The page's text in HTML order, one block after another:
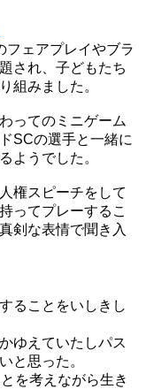
フェアプレイやブラ
され、子どもたち
組みました。
ってのミニゲーム
SCの選手と一緒に
ようでした。
権スピーチをして
ってプレーするこ
剣な表情で聞き入
ることをいしきし
ゆえていたしパス
と思った。
を考えながら生き